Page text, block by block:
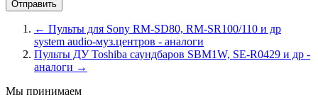
← Пульты для Sony RM-SD80, RM-SR100/110 и др
system audio-муз.центров - аналоги
Пульты ДУ Toshiba саундбаров SBM1W, SE-R0429 и др -
аналоги →
Мы принимаем